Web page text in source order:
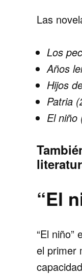
Las
Los
Años
Hijos
Patria
El niño
“El
“El
el primer